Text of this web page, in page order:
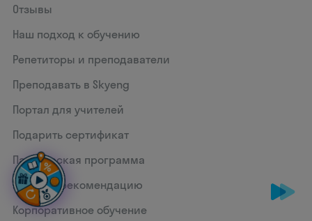
Отзывы
Наш подход к обучению
Репетиторы и преподаватели
Преподавать в Skyeng
Портал для учителей
Подарить сертификат
Партнерская программа
Бонус за рекомендацию
Корпоративное обучение